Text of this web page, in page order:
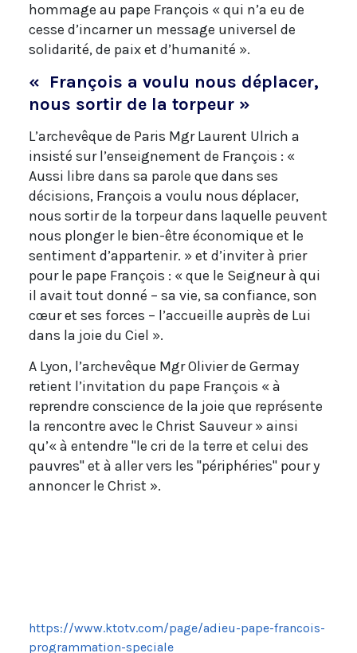
hommage au pape François « qui n’a eu de
cesse d’incarner un message universel de
solidarité, de paix et d’humanité ».
« François a voulu nous déplacer,
nous sortir de la torpeur »
L’archevêque de Paris Mgr Laurent Ulrich a
insisté sur l’enseignement de François : «
Aussi libre dans sa parole que dans ses
décisions, François a voulu nous déplacer,
nous sortir de la torpeur dans laquelle peuvent
nous plonger le bien-être économique et le
sentiment d’appartenir. » et d’inviter à prier
pour le pape François : « que le Seigneur à qui
il avait tout donné – sa vie, sa confiance, son
cœur et ses forces – l’accueille auprès de Lui
dans la joie du Ciel ».
A Lyon, l’archevêque Mgr Olivier de Germay
retient l’invitation du pape François « à
reprendre conscience de la joie que représente
la rencontre avec le Christ Sauveur » ainsi
qu’« à entendre "le cri de la terre et celui des
pauvres" et à aller vers les "périphéries" pour y
annoncer le Christ ».
https://www.ktotv.com/page/adieu-pape-francois-
programmation-speciale